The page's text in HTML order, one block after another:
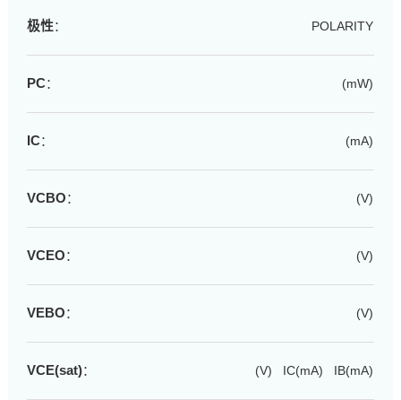
极性： POLARITY
PC： (mW)
IC： (mA)
VCBO： (V)
VCEO： (V)
VEBO： (V)
VCE(sat)： (V) IC(mA) IB(mA)